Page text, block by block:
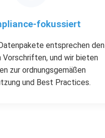
fokussiert
entsprechen den
Vorschriften, und wir bieten
zur ordnungsgemäßen
und Best Practices.